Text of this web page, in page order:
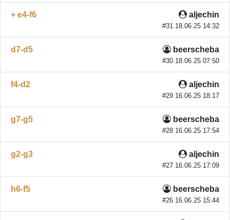
aljechin
#31 18.06.25 14:32
+ e4-f6
beerscheba
#30 18.06.25 07:50
d7-d5
aljechin
#29 16.06.25 18:17
f4-d2
beerscheba
#28 16.06.25 17:54
g7-g5
aljechin
#27 16.06.25 17:09
g2-g3
beerscheba
#26 16.06.25 15:44
h6-f5